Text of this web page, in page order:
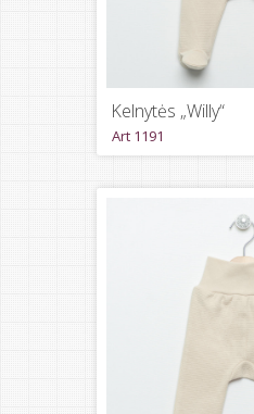
Kelnytės „Willy“
Art 1191